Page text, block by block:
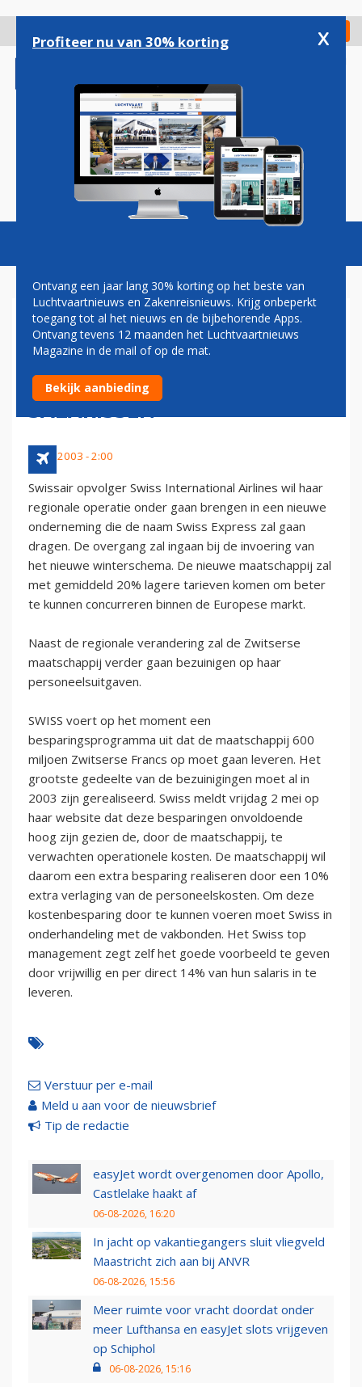
gaan
Check in
Magazine Podcasts Vacatures
SWISS VERANDERT
OPERATIONELE REGIONALE
STRUCTUUR EN SNIJDT IN
SALARISSEN
3 mei 2003 - 2:00
Swissair opvolger Swiss International Airlines wil haar
regionale operatie onder gaan brengen in een nieuwe
onderneming die de naam Swiss Express zal gaan
dragen. De overgang zal ingaan bij de invoering van
het nieuwe winterschema. De nieuwe maatschappij zal
met gemiddeld 20% lagere tarieven komen om beter
te kunnen concurreren binnen de Europese markt.
Naast de regionale verandering zal de Zwitserse
maatschappij verder gaan bezuinigen op haar
personeelsuitgaven.
SWISS voert op het moment een
besparingsprogramma uit dat de maatschappij 600
miljoen Zwitserse Francs op moet gaan leveren. Het
grootste gedeelte van de bezuinigingen moet al in
2003 zijn gerealiseerd. Swiss meldt vrijdag 2 mei op
haar website dat deze besparingen onvoldoende
hoog zijn gezien de, door de maatschappij, te
verwachten operationele kosten. De maatschappij wil
daarom een extra besparing realiseren door een 10%
extra verlaging van de personeelskosten. Om deze
kostenbesparing door te kunnen voeren moet Swiss in
onderhandeling met de vakbonden. Het Swiss top
management zegt zelf het goede voorbeeld te geven
door vrijwillig en per direct 14% van hun salaris in te
leveren.
Verstuur per e-mail
Meld u aan voor de nieuwsbrief
Tip de redactie
easyJet wordt overgenomen door Apollo,
Castlelake haakt af
06-08-2026, 16:20
In jacht op vakantiegangers sluit vliegveld
Maastricht zich aan bij ANVR
06-08-2026, 15:56
Meer ruimte voor vracht doordat onder
meer Lufthansa en easyJet slots vrijgeven
op Schiphol
06-08-2026, 15:16
Profiteer nu van 30% korting x
Ontvang een jaar lang 30% korting op het beste van
Luchtvaartnieuws en Zakenreisnieuws. Krijg onbeperkt
toegang tot al het nieuws en de bijbehorende Apps.
Ontvang tevens 12 maanden het Luchtvaartnieuws
Magazine in de mail of op de mat.
Bekijk aanbieding